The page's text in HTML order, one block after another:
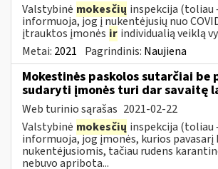
Valstybinė mokesčių inspekcija (toliau
informuoja, jog į nukentėjusių nuo
įtrauktos įmonės ir individualią veiklą
Metai: 2021 Pagrindinis: Naujiena
Mokestinės paskolos sutarčiai be
sudaryti įmonės turi dar savaitę
Web turinio sąrašas 2021-02-22
Valstybinė mokesčių inspekcija (toliau
informuoja, jog įmonės, kurios pavasarį
nukentėjusiomis, tačiau rudens
nebuvo apribota...